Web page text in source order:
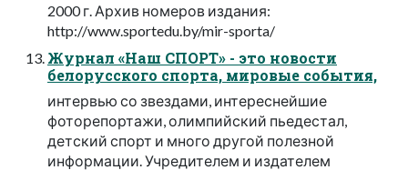
2000 г. Архив номеров издания:
http://www.sportedu.by/mir-sporta/
Журнал «Наш СПОРТ» - это новости
белорусского спорта, мировые события,
интервью со звездами, интереснейшие
фоторепортажи, олимпийский пьедестал,
детский спорт и много другой полезной
информации. Учредителем и издателем